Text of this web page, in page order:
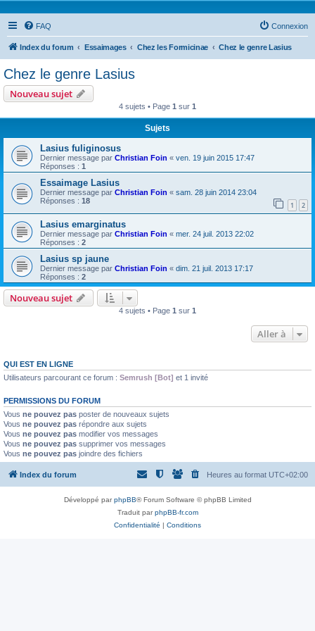
FAQ Connexion
Index du forum Essaimages Chez les Formicinae Chez le genre Lasius
Chez le genre Lasius
Nouveau sujet
4 sujets • Page 1 sur 1
Sujets
Lasius fuliginosus
Dernier message par Christian Foin « ven. 19 juin 2015 17:47
Réponses : 1
Essaimage Lasius
Dernier message par Christian Foin « sam. 28 juin 2014 23:04
Réponses : 18 1 2
Lasius emarginatus
Dernier message par Christian Foin « mer. 24 juil. 2013 22:02
Réponses : 2
Lasius sp jaune
Dernier message par Christian Foin « dim. 21 juil. 2013 17:17
Réponses : 2
Nouveau sujet
4 sujets • Page 1 sur 1
Aller à
QUI EST EN LIGNE
Utilisateurs parcourant ce forum : Semrush [Bot] et 1 invité
PERMISSIONS DU FORUM
Vous ne pouvez pas poster de nouveaux sujets
Vous ne pouvez pas répondre aux sujets
Vous ne pouvez pas modifier vos messages
Vous ne pouvez pas supprimer vos messages
Vous ne pouvez pas joindre des fichiers
Index du forum Heures au format UTC+02:00
Développé parphpBB® Forum Software © phpBB Limited
Traduit parphpBB-fr.com
Confidentialité | Conditions